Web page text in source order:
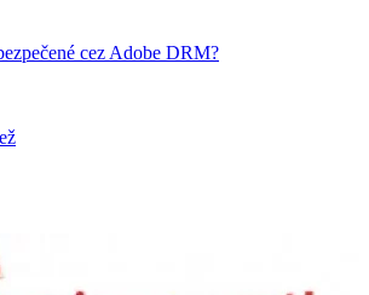
cez Adobe DRM?